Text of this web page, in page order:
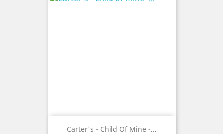
Carter's - Child Of Mine -...